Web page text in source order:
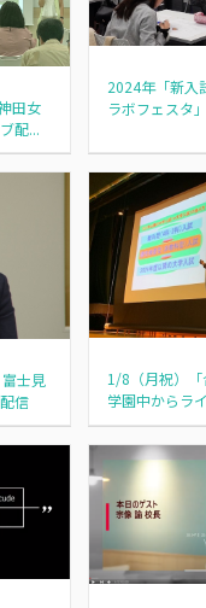
田女
配...
2024年「新入
ラボフェスタ
士見
信
1/8（月祝）
学園中からラ